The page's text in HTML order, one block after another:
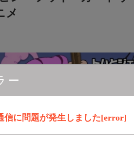
ー
信に問題が発生しました[error]
メ